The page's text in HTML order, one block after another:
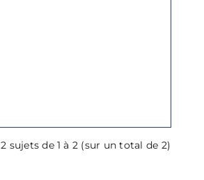
2 sujets de 1 à 2 (sur un total de 2)